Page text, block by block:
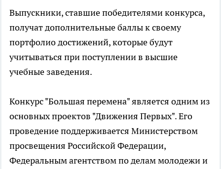
Выпускники, ставшие победителями конкурса,
получат дополнительные баллы к своему
портфолио достижений, которые будут
учитываться при поступлении в высшие
учебные заведения.
Конкурс "Большая перемена" является одним из
основных проектов "Движения Первых". Его
проведение поддерживается Министерством
просвещения Российской Федерации,
Федеральным агентством по делам молодежи и